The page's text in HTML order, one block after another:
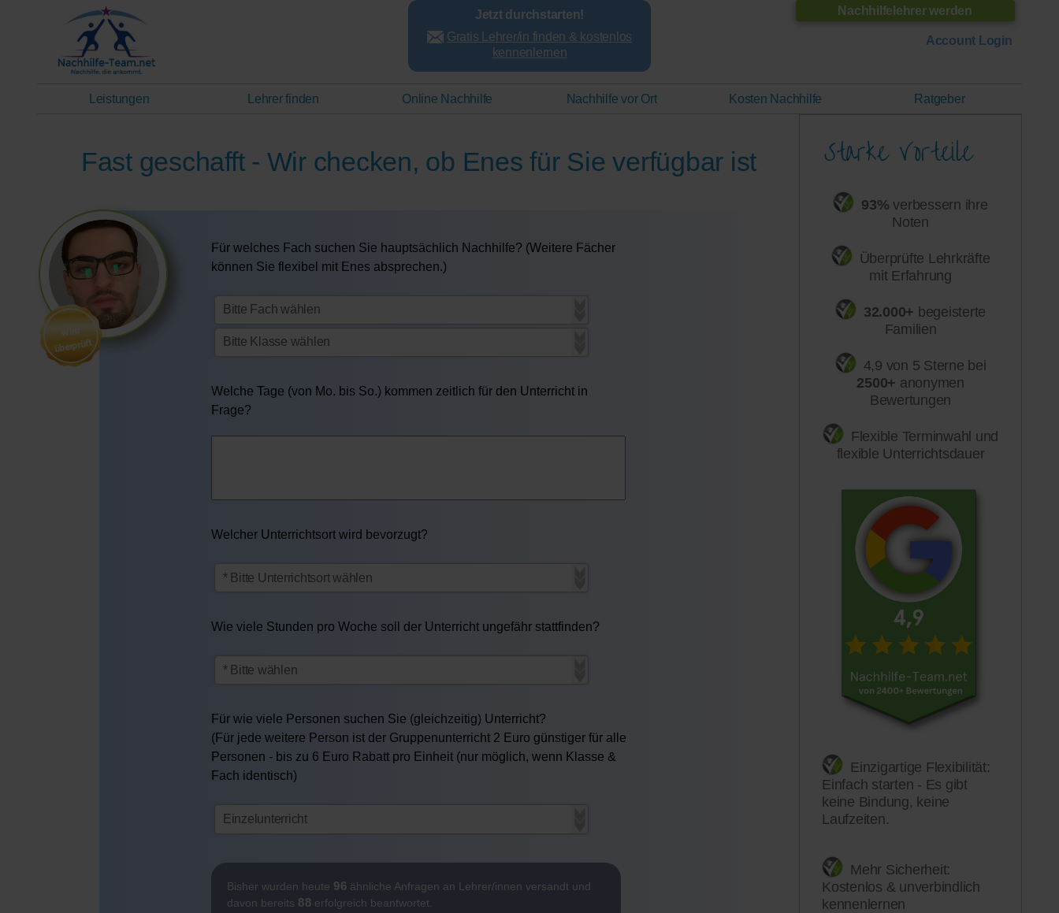
Nachhilfelehrer werden
Account Login
Jetzt durchstarten!
Gratis Lehrer/in finden & kostenlos
kennenlernen
Leistungen Lehrer finden Online Nachhilfe Nachhilfe vor Ort Kosten Nachhilfe Ratgeber
93% verbessern ihre
Noten
Überprüfte Lehrkräfte
mit Erfahrung
32.000+ begeisterte
Familien
4,9 von 5 Sterne bei
2500+ anonymen
Bewertungen
Flexible Terminwahl und
flexible Unterrichtsdauer
Einzigartige Flexibilität:
Einfach starten - Es gibt
keine Bindung, keine
Laufzeiten.
Mehr Sicherheit:
Kostenlos & unverbindlich
kennenlernen
Wird
überprüft
Fast geschafft - Wir checken, ob Enes für Sie verfügbar ist
Für welches Fach suchen Sie hauptsächlich Nachhilfe? (Weitere Fächer
können Sie flexibel mit Enes absprechen.)
Welche Tage (von Mo. bis So.) kommen zeitlich für den Unterricht in
Frage?
Welcher Unterrichtsort wird bevorzugt?
Wie viele Stunden pro Woche soll der Unterricht ungefähr stattfinden?
Für wie viele Personen suchen Sie (gleichzeitig) Unterricht?
(Für jede weitere Person ist der Gruppenunterricht 2 Euro günstiger für alle
Personen - bis zu 6 Euro Rabatt pro Einheit (nur möglich, wenn Klasse &
Fach identisch)
Bisher wurden heute 96ähnliche Anfragen an Lehrer/innen versandt und
davon bereits 88erfolgreich beantwortet.